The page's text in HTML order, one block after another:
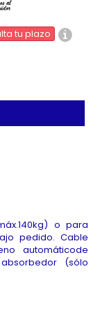
tu plazo
o para
pedido. Cable
automáticode
(sólo